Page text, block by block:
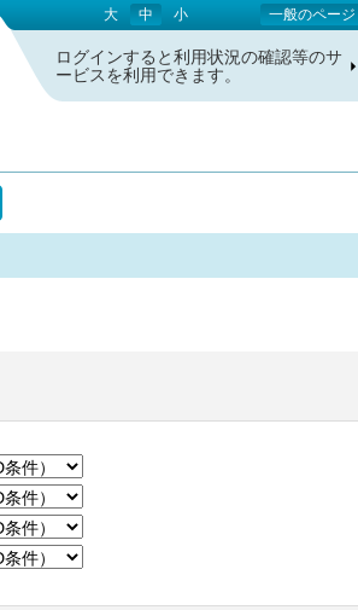
大 中 小 一般のページ
ログインすると利用状況の確認等のサ
ービスを利用できます。